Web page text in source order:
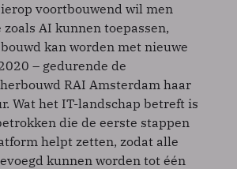
voortbouwend wil men
AI kunnen toepassen,
kan worden met nieuwe
– gedurende de
RAI Amsterdam haar
Wat het IT-landschap betreft is
die de eerste stappen
helpt zetten, zodat alle
kunnen worden tot één